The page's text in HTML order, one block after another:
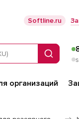
Softline.ru
Поиск
организаций